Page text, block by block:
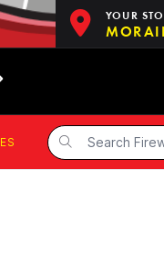
YOUR
MORAINE,
ES